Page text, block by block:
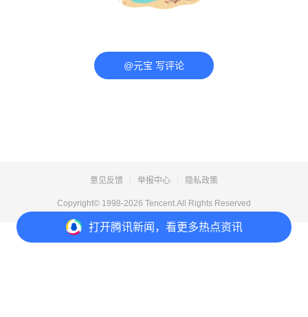
打开腾讯新闻，看更多热点资讯
@元宝 写评论
意见反馈 举报中心 隐私政策
Copyright© 1998-2026 Tencent.All Rights Reserved